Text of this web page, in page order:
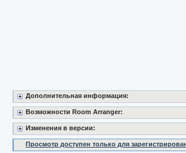
Дополнительная информация:
Возможности Room Arranger:
Изменения в версии:
Просмотр доступен только для